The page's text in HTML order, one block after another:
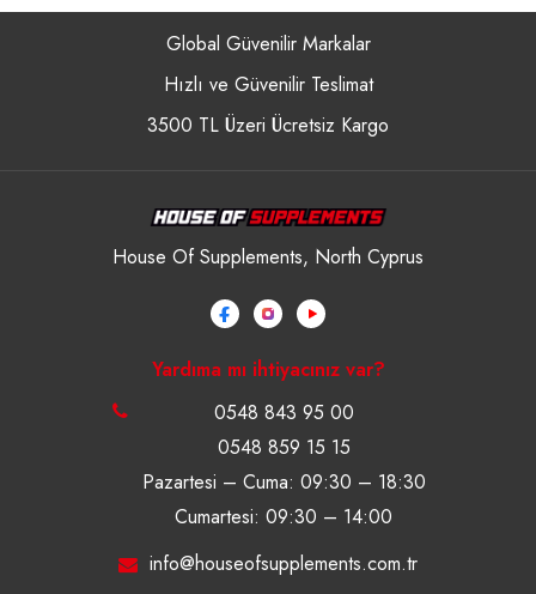
Global Güvenilir Markalar
Hızlı ve Güvenilir Teslimat
3500 TL Üzeri Ücretsiz Kargo
House Of Supplements, North Cyprus
Yardıma mı ihtiyacınız var?
0548 843 95 00
0548 859 15 15
Pazartesi – Cuma: 09:30 – 18:30
Cumartesi: 09:30 – 14:00
info@houseofsupplements.com.tr